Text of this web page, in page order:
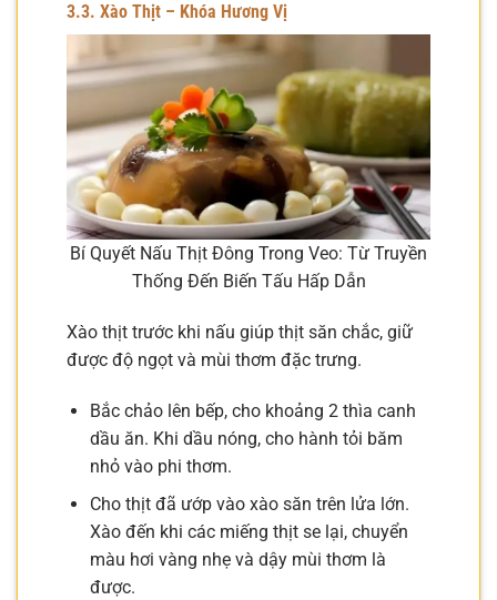
3.3. Xào Thịt – Khóa Hương Vị
Bí Quyết Nấu Thịt Đông Trong Veo: Từ Truyền
Thống Đến Biến Tấu Hấp Dẫn
Xào thịt trước khi nấu giúp thịt săn chắc, giữ
được độ ngọt và mùi thơm đặc trưng.
Bắc chảo lên bếp, cho khoảng 2 thìa canh
dầu ăn. Khi dầu nóng, cho hành tỏi băm
nhỏ vào phi thơm.
Cho thịt đã ướp vào xào săn trên lửa lớn.
Xào đến khi các miếng thịt se lại, chuyển
màu hơi vàng nhẹ và dậy mùi thơm là
được.